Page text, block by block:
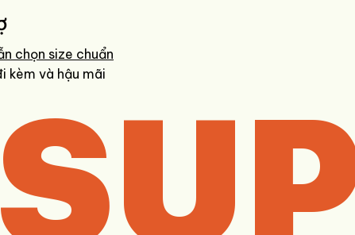
chọn size chuẩn
kèm và hậu mãi